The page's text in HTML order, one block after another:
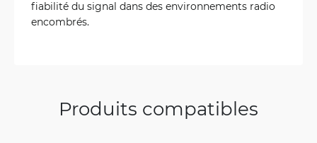
fiabilité du signal dans des environnements radio
encombrés.
Produits compatibles